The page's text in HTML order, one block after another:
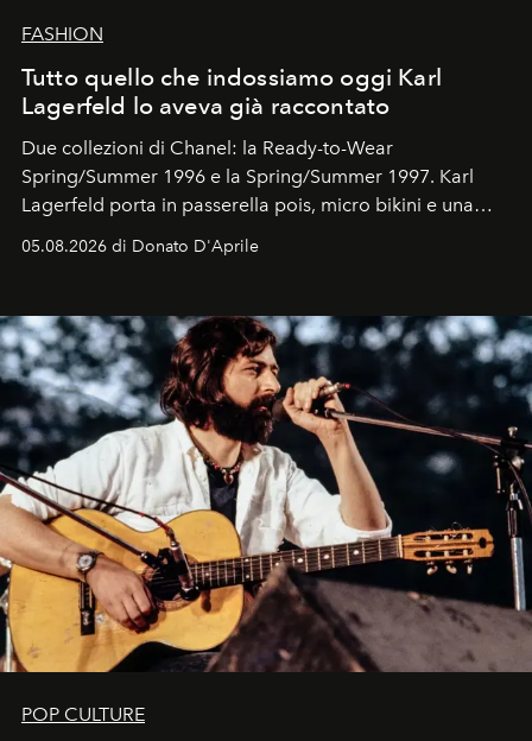
FASHION
Tutto quello che indossiamo oggi Karl
Lagerfeld lo aveva già raccontato
Due collezioni di Chanel: la Ready-to-Wear
Spring/Summer 1996 e la Spring/Summer 1997. Karl
Lagerfeld porta in passerella pois, micro bikini e una
Kate, Claudia e Carla una dietro l'altra. Trent'anni dopo,
uno dei documenti più contemporanei che abbiamo.
05.08.2026 di Donato D'Aprile
POP CULTURE